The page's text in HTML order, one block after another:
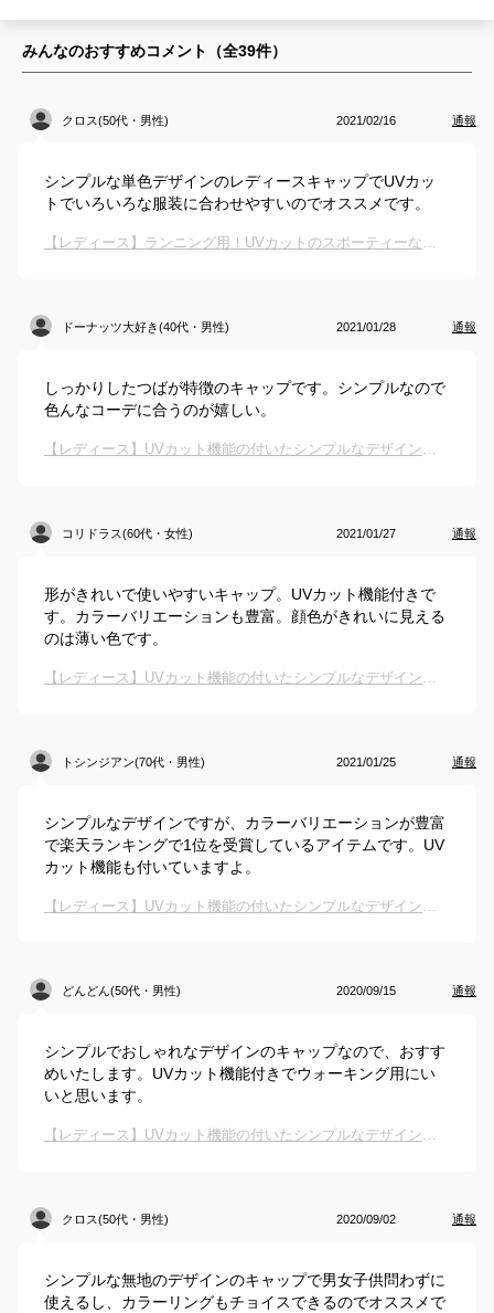
みんなのおすすめコメント（全39件）
クロス(50代・男性) 2021/02/16 通報
シンプルな単色デザインのレディースキャップでUVカッ
トでいろいろな服装に合わせやすいのでオススメです。
【レディース】ランニング用！UVカットのスポーティーなキャップのおすすめは？
ドーナッツ大好き(40代・男性) 2021/01/28 通報
しっかりしたつばが特徴のキャップです。シンプルなので
色んなコーデに合うのが嬉しい。
【レディース】UVカット機能の付いたシンプルなデザインのキャップはありますか？
コリドラス(60代・女性) 2021/01/27 通報
形がきれいで使いやすいキャップ。UVカット機能付きで
す。カラーバリエーションも豊富。顔色がきれいに見える
のは薄い色です。
【レディース】UVカット機能の付いたシンプルなデザインのキャップはありますか？
トシンジアン(70代・男性) 2021/01/25 通報
シンプルなデザインですが、カラーバリエーションが豊富
で楽天ランキングで1位を受賞しているアイテムです。UV
カット機能も付いていますよ。
【レディース】UVカット機能の付いたシンプルなデザインのキャップはありますか？
どんどん(50代・男性) 2020/09/15 通報
シンプルでおしゃれなデザインのキャップなので、おすす
めいたします。UVカット機能付きでウォーキング用にい
いと思います。
【レディース】UVカット機能の付いたシンプルなデザインのキャップはありますか？
クロス(50代・男性) 2020/09/02 通報
シンプルな無地のデザインのキャップで男女子供問わずに
使えるし、カラーリングもチョイスできるのでオススメで